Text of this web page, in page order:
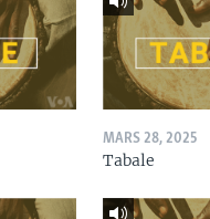
MARS 28, 2025
Tabale